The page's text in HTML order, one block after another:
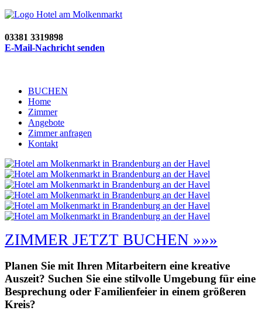
03381 3319898
E-Mail-Nachricht senden
BUCHEN
Home
Zimmer
Angebote
Zimmer anfragen
Kontakt
ZIMMER JETZT BUCHEN »»»
Planen Sie mit Ihren Mitarbeitern eine kreative
Auszeit? Suchen Sie eine stilvolle Umgebung für eine
Besprechung oder Familienfeier in einem größeren
Kreis?